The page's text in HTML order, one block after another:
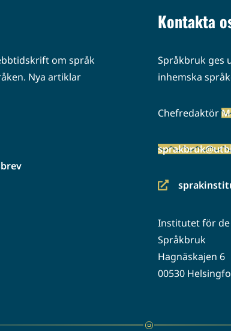
om språk
Nya artiklar
Kontakta
Språkbruk ges
inhemska
Chefredaktör
(siirryt
palveluun)
Institutet för
Språkbruk
Hagnäskajen 6
00530